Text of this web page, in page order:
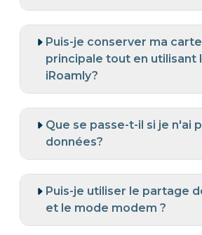
Puis-je conserver ma carte
principale tout en utilisant
iRoamly?
Que se passe-t-il si je n'ai
données?
Puis-je utiliser le partage
et le mode modem ?